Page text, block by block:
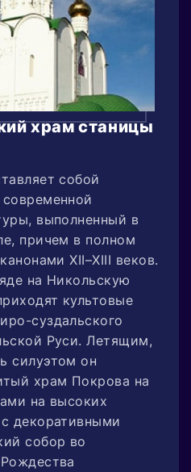
храм станицы
собой
выполненный в
причем в полном
XII–XIII веков.
на Никольскую
культовые
суздальского
Руси. Летящим,
силуэтом он
храм Покрова на
на высоких
декоративными
собор во